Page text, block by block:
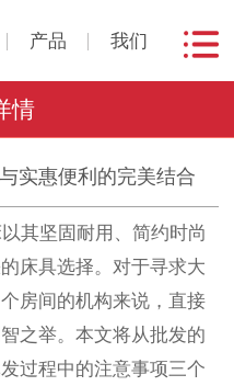
产品 我们
情
实惠便利的完美结合
坚固耐用、简约时尚
床具选择。对于寻求大
房间的机构来说，直接
之举。本文将从批发的
过程中的注意事项三个